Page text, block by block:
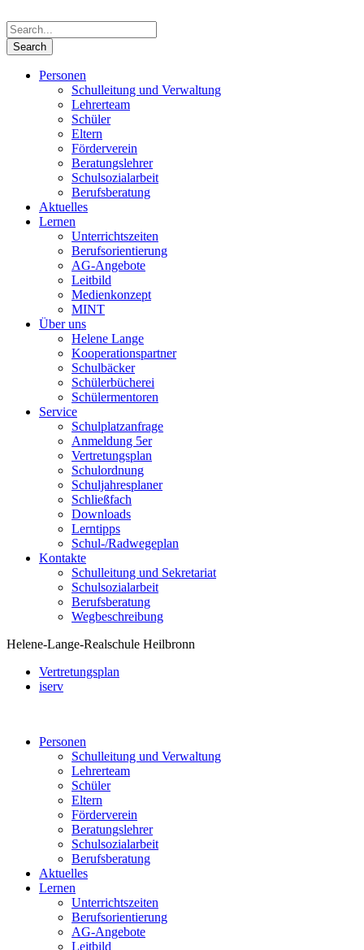
Personen
Schulleitung und Verwaltung
Lehrerteam
Schüler
Eltern
Förderverein
Beratungslehrer
Schulsozialarbeit
Berufsberatung
Aktuelles
Lernen
Unterrichtszeiten
Berufsorientierung
AG-Angebote
Leitbild
Medienkonzept
MINT
Über uns
Helene Lange
Kooperationspartner
Schulbäcker
Schülerbücherei
Schülermentoren
Service
Schulplatzanfrage
Anmeldung 5er
Vertretungsplan
Schulordnung
Schuljahresplaner
Schließfach
Downloads
Lerntipps
Schul-/Radwegeplan
Kontakte
Schulleitung und Sekretariat
Schulsozialarbeit
Berufsberatung
Wegbeschreibung
Helene-Lange-Realschule Heilbronn
Vertretungsplan
iserv
Personen
Schulleitung und Verwaltung
Lehrerteam
Schüler
Eltern
Förderverein
Beratungslehrer
Schulsozialarbeit
Berufsberatung
Aktuelles
Lernen
Unterrichtszeiten
Berufsorientierung
AG-Angebote
Leitbild